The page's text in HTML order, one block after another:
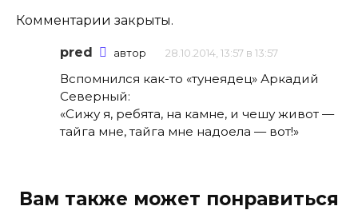
Комментарии закрыты.
pred автор 28.10.2014, 13:57 в 13:57
Вспомнился как-то «тунеядец» Аркадий
Северный:
«Сижу я, ребята, на камне, и чешу живот —
тайга мне, тайга мне надоела — вот!»
Вам также может понравиться